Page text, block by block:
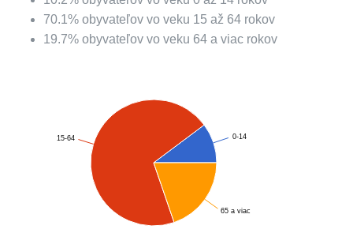
70.1% obyvateľov vo veku 15 až 64 rokov
19.7% obyvateľov vo veku 64 a viac rokov
0-14
15-64
65 a viac